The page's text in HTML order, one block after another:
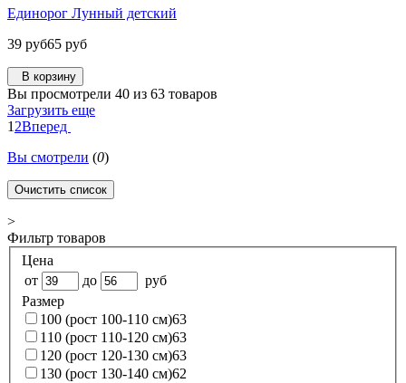
Единорог Лунный детский
39 руб65 руб
В корзину
Вы просмотрели 40 из 63 товаров
Загрузить еще
1 2Вперед
Вы смотрели (0)
Очистить список
>
Фильтр товаров
Цена
от
до
руб
Размер
100 (рост 100-110 см)63
110 (рост 110-120 см)63
120 (рост 120-130 см)63
130 (рост 130-140 см)62